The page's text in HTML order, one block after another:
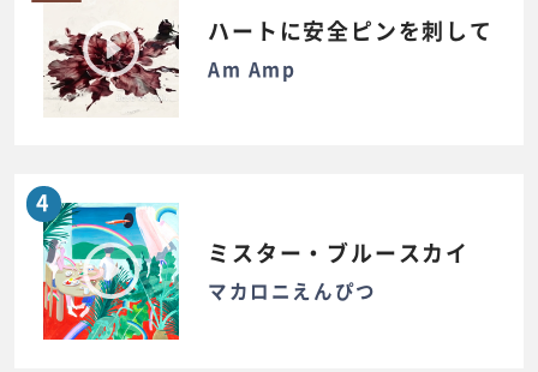
ハートに安全ピンを刺して
Am Amp
4
ミスター・ブルースカイ
マカロニえんぴつ